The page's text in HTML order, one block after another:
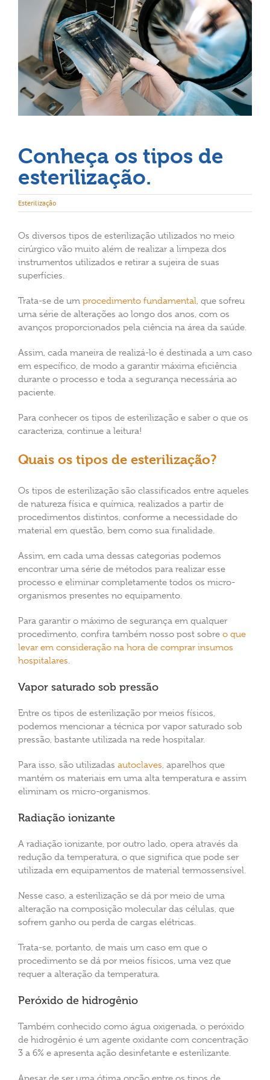
Conheça os tipos de
esterilização.
Esterilização
Os diversos tipos de esterilização utilizados no meio
cirúrgico vão muito além de realizar a limpeza dos
instrumentos utilizados e retirar a sujeira de suas
superfícies.
Trata-se de um procedimento fundamental, que sofreu
uma série de alterações ao longo dos anos, com os
avanços proporcionados pela ciência na área da saúde.
Assim, cada maneira de realizá-lo é destinada a um caso
em específico, de modo a garantir máxima eficiência
durante o processo e toda a segurança necessária ao
paciente.
Para conhecer os tipos de esterilização e saber o que os
caracteriza, continue a leitura!
Quais os tipos de esterilização?
Os tipos de esterilização são classificados entre aqueles
de natureza física e química, realizados a partir de
procedimentos distintos, conforme a necessidade do
material em questão, bem como sua finalidade.
Assim, em cada uma dessas categorias podemos
encontrar uma série de métodos para realizar esse
processo e eliminar completamente todos os micro-
organismos presentes no equipamento.
Para garantir o máximo de segurança em qualquer
procedimento, confira também nosso post sobre o que
levar em consideração na hora de comprar insumos
hospitalares.
Vapor saturado sob pressão
Entre os tipos de esterilização por meios físicos,
podemos mencionar a técnica por vapor saturado sob
pressão, bastante utilizada na rede hospitalar.
Para isso, são utilizadas autoclaves, aparelhos que
mantém os materiais em uma alta temperatura e assim
eliminam os micro-organismos.
Radiação ionizante
A radiação ionizante, por outro lado, opera através da
redução da temperatura, o que significa que pode ser
utilizada em equipamentos de material termossensível.
Nesse caso, a esterilização se dá por meio de uma
alteração na composição molecular das células, que
sofrem ganho ou perda de cargas elétricas.
Trata-se, portanto, de mais um caso em que o
procedimento se dá por meios físicos, uma vez que
requer a alteração da temperatura.
Peróxido de hidrogênio
Também conhecido como água oxigenada, o peróxido
de hidrogênio é um agente oxidante com concentração
3 a 6% e apresenta ação desinfetante e esterilizante.